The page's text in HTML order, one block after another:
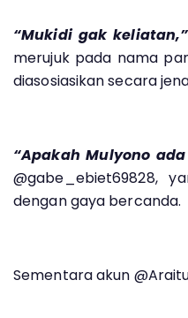
“Mukidi gak keliatan,”
merujuk pada nama
diasosiasikan secara
“Apakah Mulyono
@gabe_ebiet69828,
dengan gaya bercanda.
Sementara akun